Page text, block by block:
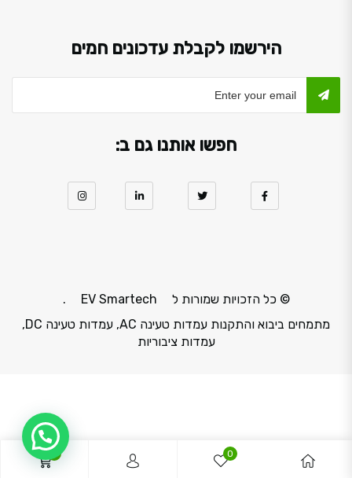
0
הירשמו לקבלת עדכונים חמים
חפשו אותנו גם ב:
© כל הזכויות שמורות ל EV Smartech
.
מתמחים ביבוא והתקנות עמדות טעינה AC, עמדות טעינה DC,
עמדות ציבוריות